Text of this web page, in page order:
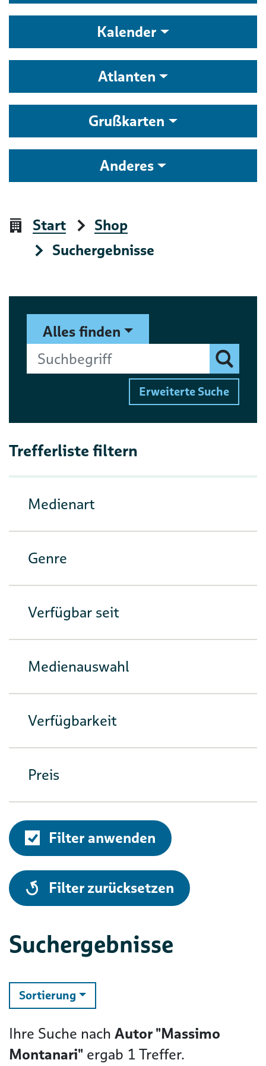
Kalender
Atlanten
Grußkarten
Anderes
Start
Shop
Suchergebnisse
Suchformular
Alles finden
Suchbegriff
Finden
Erweiterte Suche
Trefferliste filtern
Medienart
Genre
Verfügbar seit
Medienauswahl
Verfügbarkeit
Preis
Filter anwenden
alle
Filter zurücksetzen
Suchergebnisse
Sortierung ändern
Ihre Suche nach Autor "Massimo
Montanari" ergab 1 Treffer.